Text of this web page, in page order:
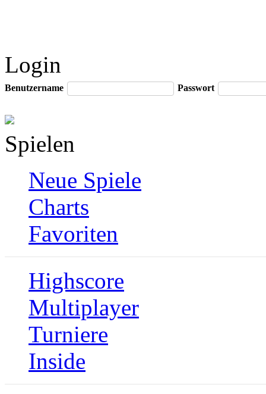
Login
Benutzername Passwort
Spielen
Neue Spiele
Charts
Favoriten
Highscore
Multiplayer
Turniere
Inside